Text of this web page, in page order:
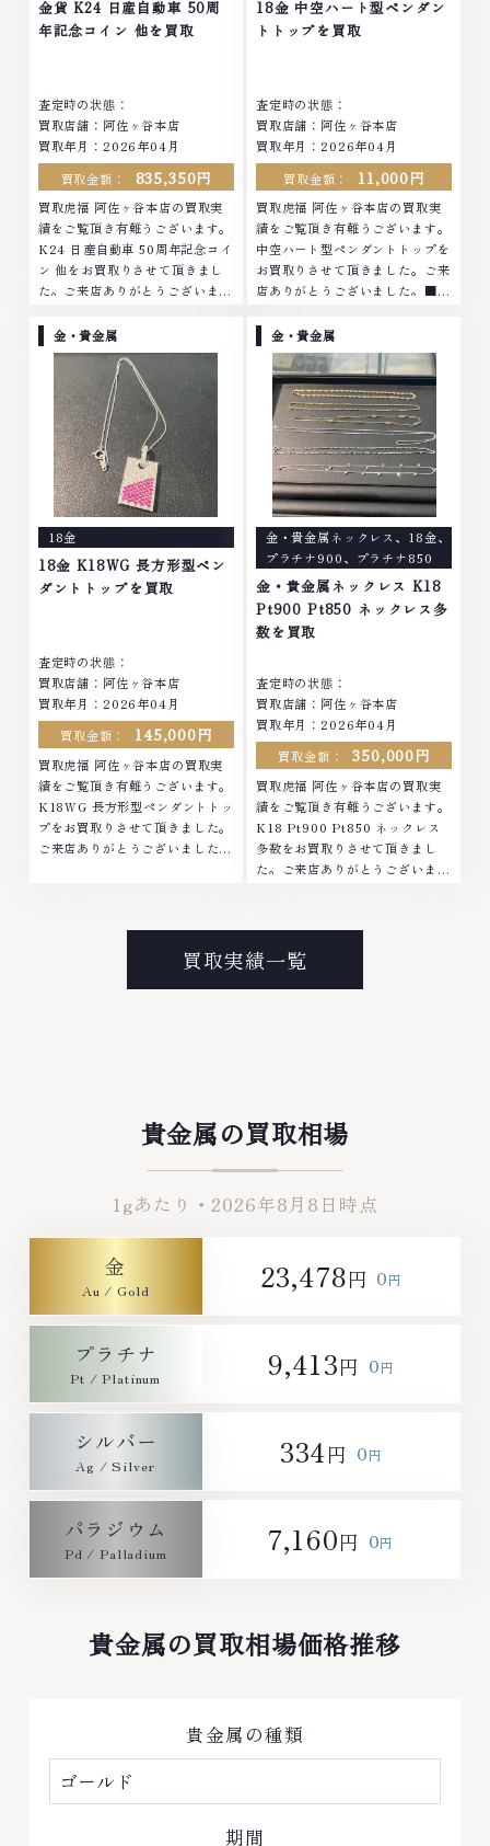
物でも、一点一点丁寧に無料で査
無休
品物でも、一点一点丁寧に無料で
中無休
金貨 K24 日産自動車 50周
年記念コイン 他を買取
査定時の状態：
買取店舗：阿佐ヶ谷本店
買取年月：2026年04月
買取金額：
835,350円
買取虎福 阿佐ヶ谷本店の買取実
績をご覧頂き有難うございます。
K24 日産自動車 50周年記念コイ
ン 他をお買取りさせて頂きまし
た。ご来店ありがとうございまし
ラチナ ダイヤモンド ブランド品
ブランド衣類 お酒買取りのこと
なら、お任せくださいなかでも
金・プラチナ等のアクセサリー・
貴金属・宝石・ダイヤモンド・ジ
ュエリーや ブランド品・時計等
は特に自信を持って、高額査定を
実現しております。 古くて使わ
なくなってしまったアクセサリ
ー、動かなくなってしまった腕時
計、多くのお品物の高価買取りを
実現しており、他店ではお値段の
付かなかったお品物でも、一点一
～19:00定休日: 年中無休
18金 中空ハート型ペンダン
トトップを買取
査定時の状態：
買取店舗：阿佐ヶ谷本店
買取年月：2026年04月
買取金額：
11,000円
買取虎福 阿佐ヶ谷本店の買取実
績をご覧頂き有難うございます。
中空ハート型ペンダントトップを
お買取りさせて頂きました。ご来
店ありがとうございました。■地
イヤモンド ブランド品 ブランド
衣類 お酒買取りのことなら、お
任せくださいなかでも金・プラチ
ナ等のアクセサリー・貴金属・宝
石・ダイヤモンド・ジュエリーや
ブランド品・時計等は特に自信を
持って、高額査定を実現しており
ます。 古くて使わなくなってし
まったアクセサリー、動かなくな
ってしまった腕時計、多くのお品
物の高価買取りを実現しており、
他店ではお値段の付かなかったお
品物でも、一点一点丁寧に無料で
査定します。お気軽にご連絡くだ
さい。TEL: 0120-959-764営
業時間: 10:00～19:00定休日: 年
金・貴金属
18金
18金 K18WG 長方形型ペン
ダントトップを買取
査定時の状態：
買取店舗：阿佐ヶ谷本店
買取年月：2026年04月
買取金額：
145,000円
買取虎福 阿佐ヶ谷本店の買取実
績をご覧頂き有難うございます。
K18WG 長方形型ペンダントトッ
プをお買取りさせて頂きました。
ご来店ありがとうございました。
ら、お任せくださいなかでも金・
プラチナ等のアクセサリー・貴金
属・宝石・ダイヤモンド・ジュエ
リーや ブランド品・時計等は特
ており、他店ではお値段の付かな
かったお品物でも、一点一点丁寧
959-764営業時間: 10:00～
金・貴金属
金・貴金属ネックレス 、 18金、
プラチナ900、 プラチナ850
金・貴金属ネックレス K18
Pt900 Pt850 ネックレス多
数を買取
査定時の状態：
買取店舗：阿佐ヶ谷本店
買取年月：2026年04月
買取金額：
350,000円
買取虎福 阿佐ヶ谷本店の買取実
績をご覧頂き有難うございます。
K18 Pt900 Pt850 ネックレス
多数をお買取りさせて頂きまし
た。ご来店ありがとうございまし
ブランド衣類 お酒買取りのこと
なら、お任せくださいなかでも
金・プラチナ等のアクセサリー・
貴金属・宝石・ダイヤモンド・ジ
計、多くのお品物の高価買取りを
実現しており、他店ではお値段の
軽にご連絡ください。TEL:
買取実績一覧
貴金属の買取相場
1gあたり・2026年8月8日 時点
金 23,478円 0円
プラチナ 9,413円 0円
シルバー 334円 0円
パラジウム 7,160円 0円
貴金属の買取相場価格推移
貴金属の種類
期間